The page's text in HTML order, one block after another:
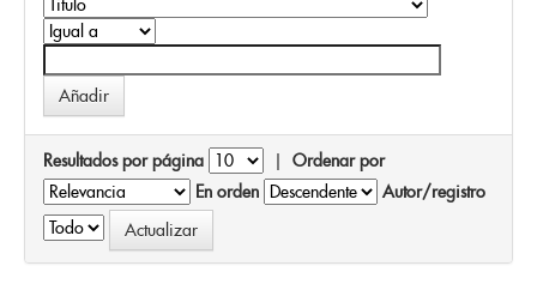
Resultados por página | Ordenar por
En orden
Autor/registro